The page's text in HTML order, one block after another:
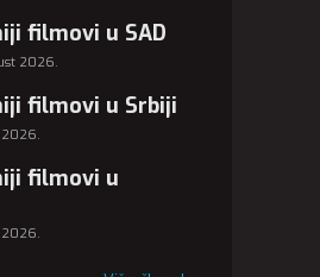
filmovi u SAD
2026.
filmovi u Srbiji
filmovi u